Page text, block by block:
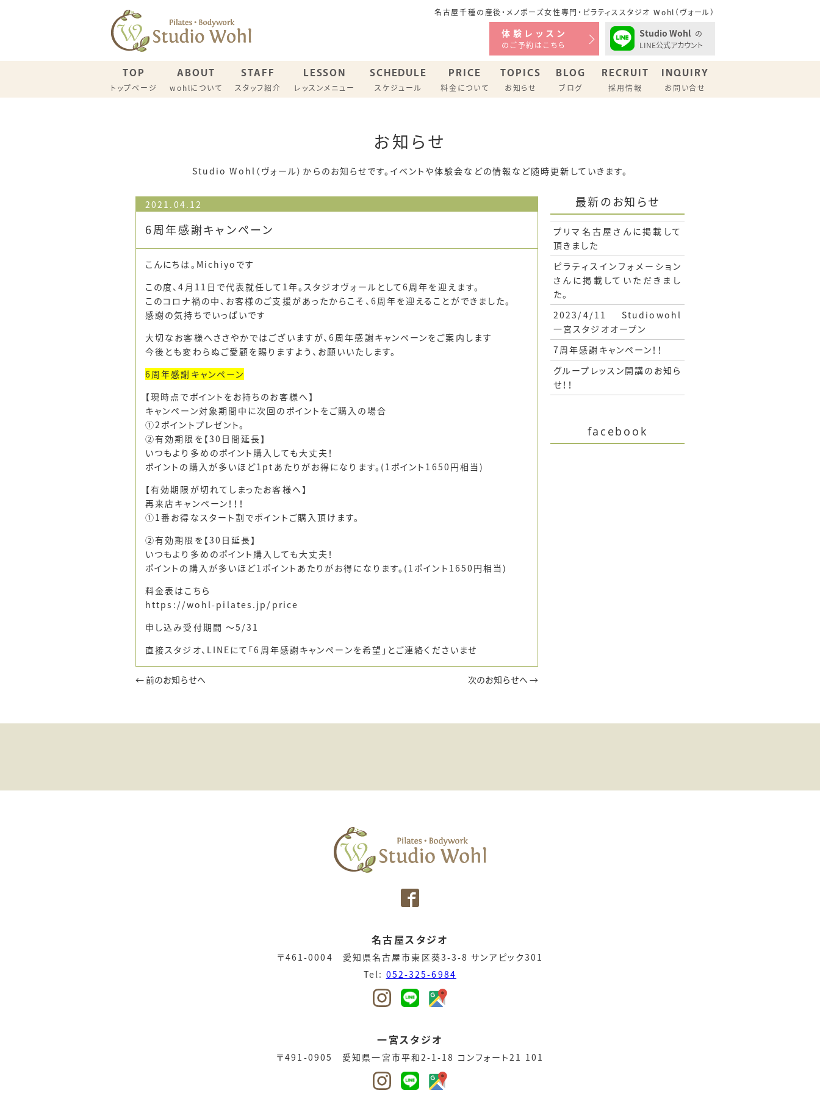
名古屋千種の産後・メノポーズ女性専門・ピラティススタジオ Wohl（ヴォール）
体験レッスン
のご予約はこちら
Studio Wohl の
LINE公式アカウント
TOP
トップページ
ABOUT
wohlについて
STAFF
スタッフ紹介
LESSON
レッスンメニュー
メノポーズピラティス
SCHEDULE
スケジュール
名古屋スタジオ スケジュール
一宮スタジオ スケジュール
PRICE
料金について
TOPICS
お知らせ
BLOG
ブログ
RECRUIT
採用情報
INQUIRY
お問い合せ
お知らせ
Studio Wohl（ヴォール）からのお知らせです。イベントや体験会などの情報など随時更新していきます。
2021.04.12
6周年感謝キャンペーン
こんにちは。Michiyoです
この度、4月11日で代表就任して1年。スタジオヴォールとして6周年を迎えます。
このコロナ禍の中、お客様のご支援があったからこそ、6周年を迎えることができました。
感謝の気持ちでいっぱいです
大切なお客様へささやかではございますが、6周年感謝キャンペーンをご案内します
今後とも変わらぬご愛顧を賜りますよう、お願いいたします。
6周年感謝キャンペーン
【現時点でポイントをお持ちのお客様へ】
キャンペーン対象期間中に次回のポイントをご購入の場合
①2ポイントプレゼント。
②有効期限を【30日間延長】
いつもより多めのポイント購入しても大丈夫！
ポイントの購入が多いほど1ptあたりがお得になります。(1ポイント1650円相当)
【有効期限が切れてしまったお客様へ】
再来店キャンペーン！！！
①1番お得なスタート割でポイントご購入頂けます。
②有効期限を【30日延長】
いつもより多めのポイント購入しても大丈夫！
ポイントの購入が多いほど1ポイントあたりがお得になります。(1ポイント1650円相当)
料金表はこちら
https://wohl-pilates.jp/price
申し込み受付期間 ～5/31
直接スタジオ、LINEにて｢6周年感謝キャンペーンを希望｣とご連絡くださいませ
← 前のお知らせへ 次のお知らせへ →
最新のお知らせ
プリマ名古屋さんに掲載して
頂きました
ピラティスインフォメーション
さんに掲載していただきまし
た。
2023/4/11 Studiowohl
一宮スタジオオープン
7周年感謝キャンペーン！！
グループレッスン開講のお知ら
せ！！
facebook
名古屋スタジオ
〒461-0004 愛知県名古屋市東区葵3-3-8 サンアピック301
Tel: 052-325-6984
一宮スタジオ
〒491-0905 愛知県一宮市平和2-1-18 コンフォート21 101